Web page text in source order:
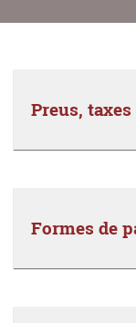
Preus,
Formes de